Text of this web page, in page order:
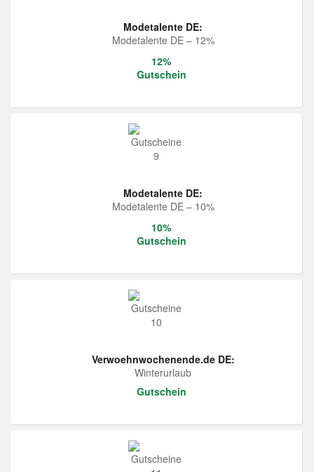
Modetalente DE:
Modetalente DE – 12%
12%
Gutschein
Modetalente DE:
Modetalente DE – 10%
10%
Gutschein
Verwoehnwochenende.de DE:
Winterurlaub
Gutschein